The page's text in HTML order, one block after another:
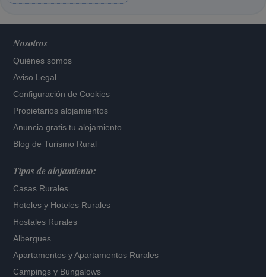
Nosotros
Quiénes somos
Aviso Legal
Configuración de Cookies
Propietarios alojamientos
Anuncia gratis tu alojamiento
Blog de Turismo Rural
Tipos de alojamiento:
Casas Rurales
Hoteles y Hoteles Rurales
Hostales Rurales
Albergues
Apartamentos yApartamentos Rurales
Campings y Bungalows